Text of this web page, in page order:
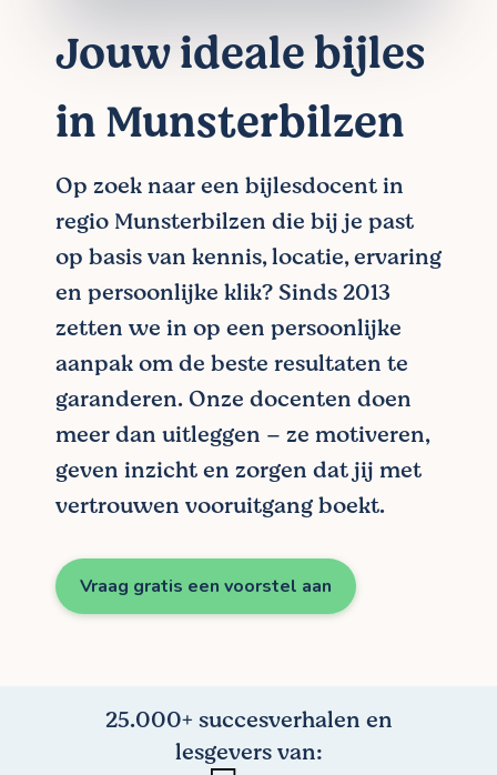
Jouw ideale bijles
in Munsterbilzen
Op zoek naar een bijlesdocent in
regio Munsterbilzen die bij je past
op basis van kennis, locatie, ervaring
en persoonlijke klik? Sinds 2013
zetten we in op een persoonlijke
aanpak om de beste resultaten te
garanderen. Onze docenten doen
meer dan uitleggen – ze motiveren,
geven inzicht en zorgen dat jij met
vertrouwen vooruitgang boekt.
Vraag gratis een voorstel aan
25.000+ succesverhalen en
lesgevers van: